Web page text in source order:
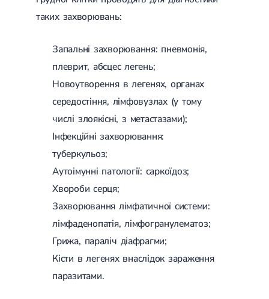
Аритмія
Екстрасистолічна аритмія
Вазоспастична стенокардія
Електрокардіограма (ЕКГ)
Кардіологія клімактеричного періоду
Кардіологія при веденні вагітності
Симптоматична артеріальна гіпертензія
Лікування жовчнокам'яної хвороби
Камені у жовчному міхурі
Реактивний панкреатит
Гострий панкреатит
Хронічний панкреатит
Холецистит
Калькульозний холецистит
Гострий холецистит
Безкам'яний холецистит
Гострі респіраторні захворювання (ГРЗ)
таких захворювань:
Запальні захворювання: пневмонія,
плеврит, абсцес легень;
Новоутворення в легенях, органах
середостіння, лімфовузлах (у тому
числі злоякісні, з метастазами);
Інфекційні захворювання:
туберкульоз;
Аутоімунні патології: саркоїдоз;
Хвороби серця;
Захворювання лімфатичної системи:
лімфаденопатія, лімфогранулематоз;
Грижа, параліч діафрагми;
Кісти в легенях внаслідок зараження
паразитами.